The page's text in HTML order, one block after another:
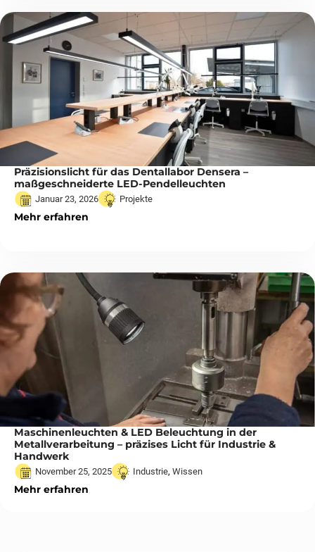
Präzisionslicht für das Dentallabor Densera –
maßgeschneiderte LED-Pendelleuchten
Januar 23, 2026 Projekte
Mehr erfahren
Maschinenleuchten & LED Beleuchtung in der
Metallverarbeitung – präzises Licht für Industrie &
Handwerk
November 25, 2025 Industrie, Wissen
Mehr erfahren